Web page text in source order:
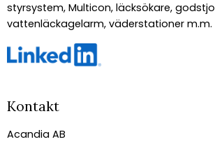
styrsystem, Multicon, läcksökare,
vattenläckagelarm, väderstationer m.m.
Kontakt
Acandia AB